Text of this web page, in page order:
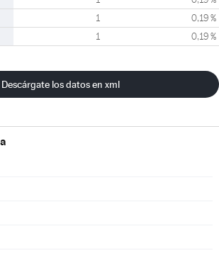
1 0,19 %
1 0,19 %
Descárgate los datos en xml